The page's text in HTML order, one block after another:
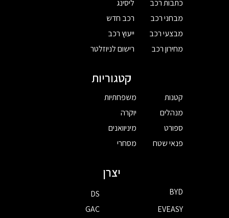
כתבות רכב
מבחני רכב
מבצעי רכב
מחירון רכב
ליסינג
רכב חדש
ייעוץ רכב
רישום לניוזלטר
קטגוריות
קטנות
מנהלים
ספורט
פנאי שטח
משפחתיות
יוקרה
מיניוואנים
מסחרי
יצרן
BYD
DS
EVEASY
GAC